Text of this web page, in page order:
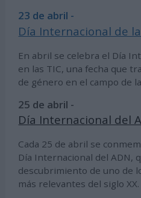
23 de abril -
Día Internacional de
En abril se celebra el Día
en las TIC, una fecha que
de género en el campo de
25 de abril -
Día Internacional del
Cada 25 de abril se
Día Internacional del ADN,
descubrimiento de uno de
más relevantes del siglo XX.